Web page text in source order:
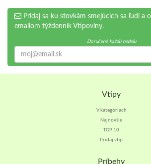
Pridaj sa ku stovkám smejúcich sa ľudí a
emailom týždenník Vtipoviny.
Doručené každú nedeľu
Vtipy
V kategóriach
Najnovšie
TOP 10
Pridaj vtip
Príbehy